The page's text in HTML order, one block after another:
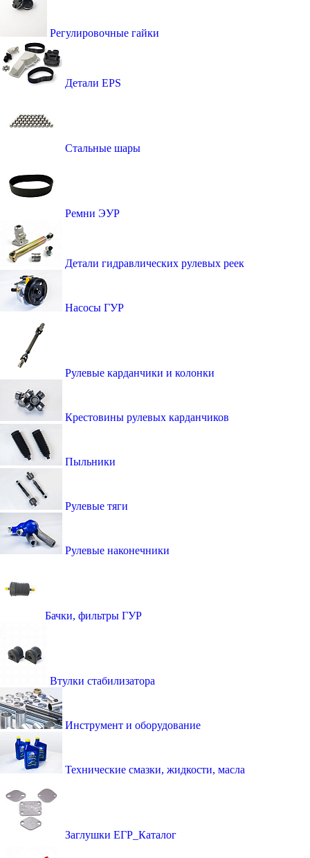
Регулировочные гайки
Детали EPS
Стальные шары
Ремни ЭУР
Детали гидравлических рулевых реек
Насосы ГУР
Рулевые карданчики и колонки
Крестовины рулевых карданчиков
Пыльники
Рулевые тяги
Рулевые наконечники
Бачки, фильтры ГУР
Втулки стабилизатора
Инструмент и оборудование
Технические смазки, жидкости, масла
Заглушки ЕГР_Каталог